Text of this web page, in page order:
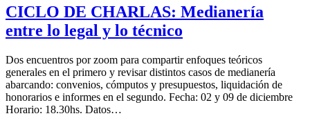
CICLO DE CHARLAS: Medianería
entre lo legal y lo técnico
Dos encuentros por zoom para compartir enfoques teóricos
generales en el primero y revisar distintos casos de medianería
abarcando: convenios, cómputos y presupuestos, liquidación de
honorarios e informes en el segundo. Fecha: 02 y 09 de diciembre
Horario: 18.30hs. Datos…